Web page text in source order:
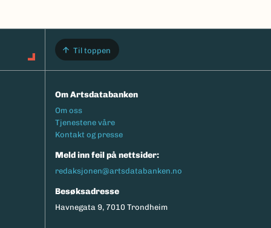
Til toppen
Om Artsdatabanken
Footermeny
Om oss
Tjenestene våre
Kontakt og presse
Meld inn feil på nettsider:
redaksjonen@artsdatabanken.no
Besøksadresse
Havnegata 9, 7010 Trondheim